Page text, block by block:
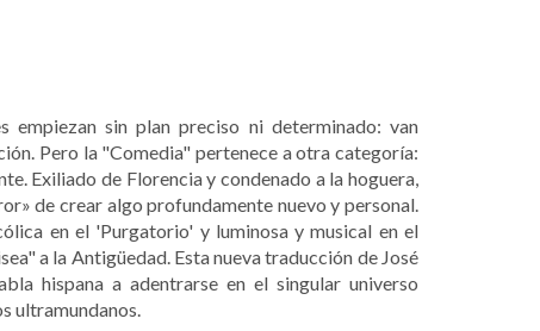
sin plan preciso ni determinado: van
Pero la "Comedia" pertenece a otra categoría:
Exiliado de Florencia y condenado a la hoguera,
de crear algo profundamente nuevo y personal.
en el 'Purgatorio' y luminosa y musical en el
a la Antigüedad. Esta nueva traducción de José
hispana a adentrarse en el singular universo
ultramundanos.